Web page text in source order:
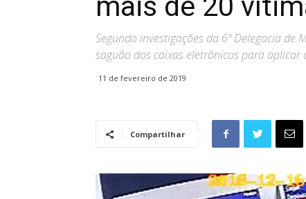
Segundo investigações da 6ª Delegacia
saguão dos caixas eletrônicos para aplicar
11 de fevereiro de 2019
Compartilhar